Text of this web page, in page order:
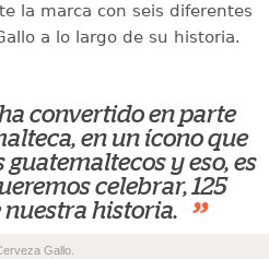
la marca con seis diferentes
a lo largo de su historia.
convertido en parte
en un ícono que
y eso, es
celebrar, 125
nuestra historia.
”
Gallo.